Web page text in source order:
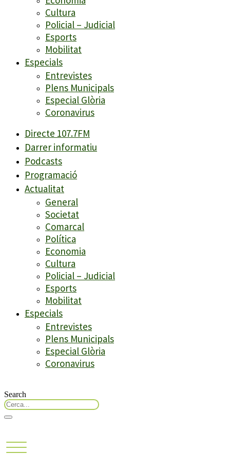
Cultura
Policial – Judicial
Esports
Mobilitat
Especials
Entrevistes
Plens Municipals
Especial Glòria
Coronavirus
Directe 107.7FM
Darrer informatiu
Podcasts
Programació
Actualitat
General
Societat
Comarcal
Política
Economia
Cultura
Policial – Judicial
Esports
Mobilitat
Especials
Entrevistes
Plens Municipals
Especial Glòria
Coronavirus
Search